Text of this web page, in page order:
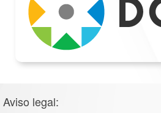
Aviso legal: